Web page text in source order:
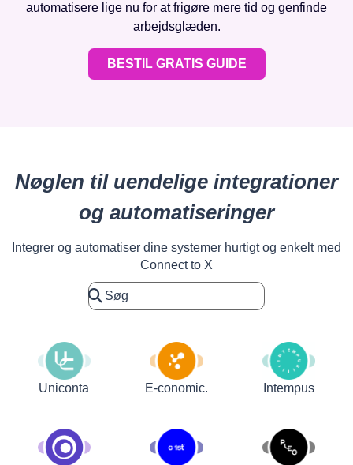
automatisere lige nu for at frigøre mere tid og genfinde
arbejdsglæden.
BESTIL GRATIS GUIDE
Nøglen til uendelige integrationer
og automatiseringer
Integrer og automatiser dine systemer hurtigt og enkelt med
Connect to X
Uniconta E-conomic. Intempus